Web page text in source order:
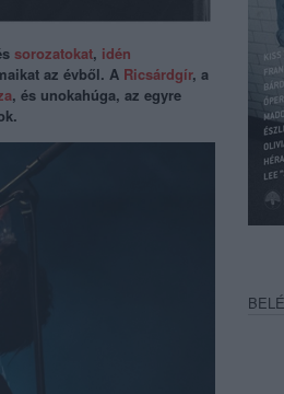
sorozatokat, idén
az évből. A Ricsárdgír, a
, és unokahúga, az egyre